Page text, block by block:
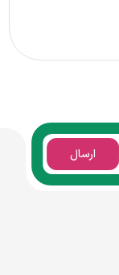
ارسال